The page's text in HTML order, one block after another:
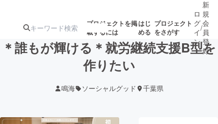
プロジェクトを掲
載するには
はじ
める
プロジェクト
をさがす
注目のリ
ターン
ジェクト
募集終了が近いプ
ロジェクト
ロ
グ
イ
ン
/
新
規
会
員
登
録
＊誰もが輝ける＊就労継続支援B型を
作りたい
鳴海 ソーシャルグッド 千葉県